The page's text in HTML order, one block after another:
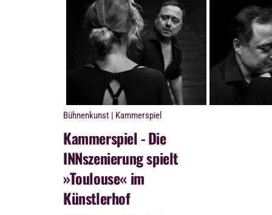
Bühnenkunst | Kammerspiel
Kammerspiel -Die
INNszenierung spielt
»Toulouse« im
Künstlerhof